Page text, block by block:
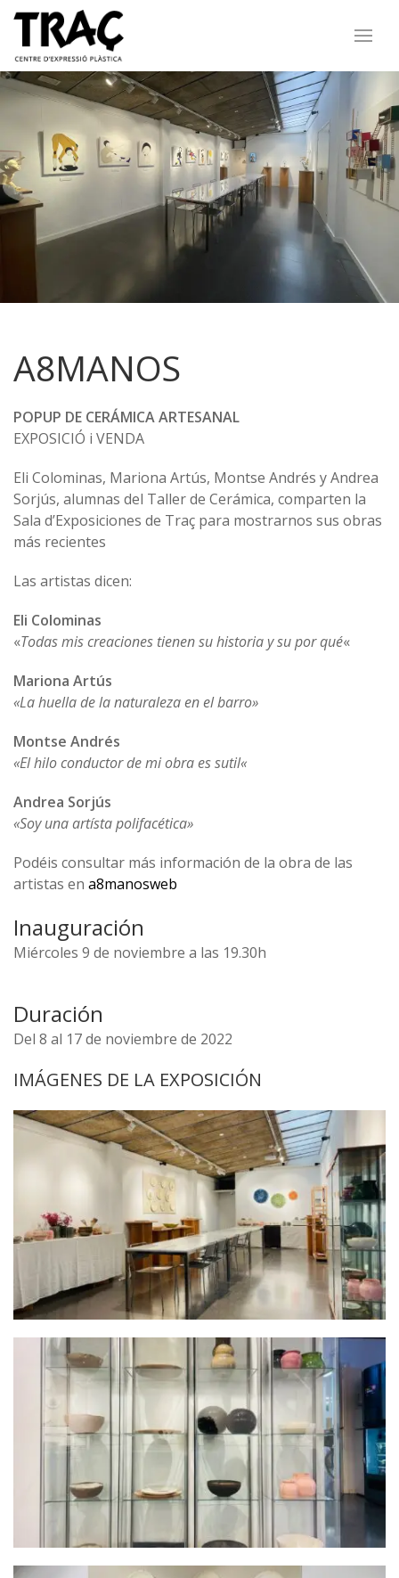
A8MANOS
POPUP DE CERÁMICA ARTESANAL
EXPOSICIÓ i VENDA
Eli Colominas, Mariona Artús, Montse Andrés y Andrea
Sorjús, alumnas del Taller de Cerámica, comparten la
Sala d’Exposiciones de Traç para mostrarnos sus obras
más recientes
Las artistas dicen:
Eli Colominas
«Todas mis creaciones tienen su historia y su por qué«
Mariona Artús
«La huella de la naturaleza en el barro»
Montse Andrés
«El hilo conductor de mi obra es sutil«
Andrea Sorjús
«Soy una artísta polifacética»
Podéis consultar más información de la obra de las
artistas en a8manosweb
Inauguración
Miércoles 9 de noviembre a las 19.30h
Duración
Del 8 al 17 de noviembre de 2022
IMÁGENES DE LA EXPOSICIÓN